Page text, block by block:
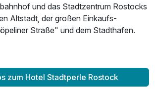
und das Stadt­zentrum Rostocks
Altstadt, der großen Einkaufs-
Straße" und dem Stadthafen.
zum Hotel Stadtperle Rostock